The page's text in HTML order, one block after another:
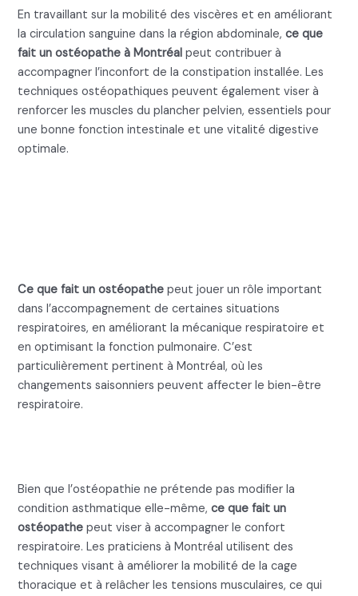
En travaillant sur la mobilité des viscères et en améliorant
la circulation sanguine dans la région abdominale,ce que
fait un ostéopathe à Montréal peut contribuer à
accompagner l’inconfort de la constipation installée. Les
techniques ostéopathiques peuvent également viser à
renforcer les muscles du plancher pelvien, essentiels pour
une bonne fonction intestinale et une vitalité digestive
optimale.
Ce que fait un ostéopathe peut jouer un rôle important
dans l’accompagnement de certaines situations
respiratoires, en améliorant la mécanique respiratoire et
en optimisant la fonction pulmonaire. C’est
particulièrement pertinent à Montréal, où les
changements saisonniers peuvent affecter le bien-être
respiratoire.
Bien que l’ostéopathie ne prétende pas modifier la
condition asthmatique elle-même,ce que fait un
ostéopathe peut viser à accompagner le confort
respiratoire. Les praticiens à Montréal utilisent des
techniques visant à améliorer la mobilité de la cage
thoracique et à relâcher les tensions musculaires, ce qui